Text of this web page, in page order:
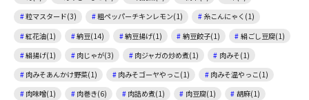
粒マスタード(3)
粗ペッパーチキンレモン(1)
糸こんにゃく(1)
紅花油(1)
納豆(14) 納豆揚げ(1) 納豆餃子(1)
絹ごし豆腐(1)
絹揚げ(1)
肉じゃが(3) 肉ジャガの炒め煮(1)
肉みそ(1)
肉みそあんかけ野菜(1)
肉みそゴーヤやっこ(1)
肉みそ温やっこ(1)
肉味噌(1)
肉巻き(6) 肉詰め煮(1) 肉豆腐(1)
胡麻(1)